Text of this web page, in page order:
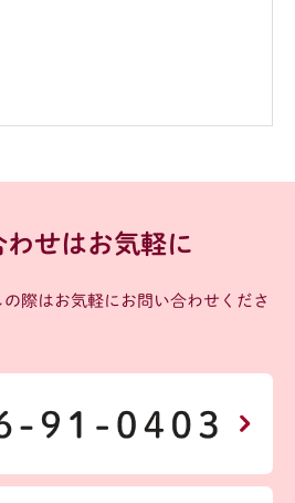
わせはお気軽に
際はお気軽にお問い合わせくださ